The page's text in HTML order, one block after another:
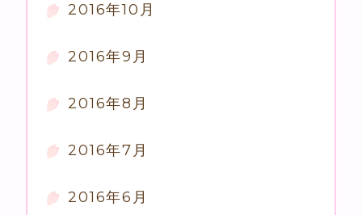
2016年10月
2016年9月
2016年8月
2016年7月
2016年6月